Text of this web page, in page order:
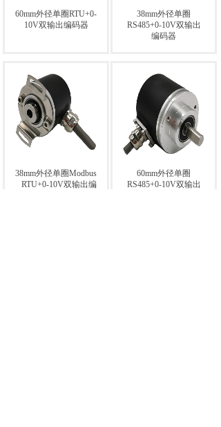
60mm外径单圈RTU+0-
10V双输出编码器
38mm外径单圈
RS485+0-10V双输出
编码器
38mm外径单圈Modbus
RTU+0-10V双输出编
60mm外径单圈
RS485+0-10V双输出